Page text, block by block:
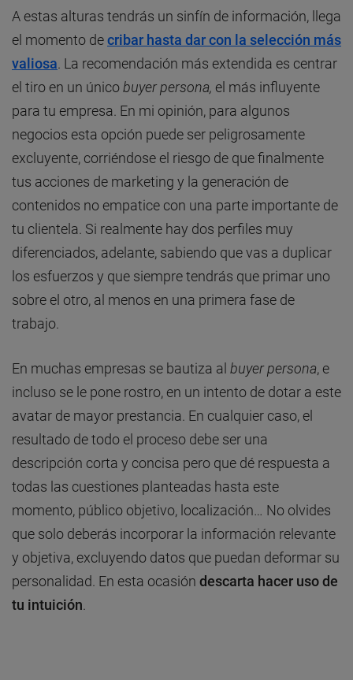
A estas alturas tendrás un sinfín de información, llega
el momento decribar hasta dar con la selección más
valiosa . La recomendación más extendida es centrar
el tiro en un únicobuyer persona, el más influyente
para tu empresa. En mi opinión, para algunos
negocios esta opción puede ser peligrosamente
excluyente, corriéndose el riesgo de que finalmente
tus acciones de marketing y la generación de
contenidos no empatice con una parte importante de
tu clientela. Si realmente hay dos perfiles muy
diferenciados, adelante, sabiendo que vas a duplicar
los esfuerzos y que siempre tendrás que primar uno
sobre el otro, al menos en una primera fase de
trabajo.
En muchas empresas se bautiza al buyer persona, e
incluso se le pone rostro, en un intento de dotar a este
avatar de mayor prestancia. En cualquier caso, el
resultado de todo el proceso debe ser una
descripción corta y concisa pero que dé respuesta a
todas las cuestiones planteadas hasta este
momento, público objetivo, localización… No olvides
que solo deberás incorporar la información relevante
y objetiva, excluyendo datos que puedan deformar su
personalidad. En esta ocasión descarta hacer uso de
tu intuición